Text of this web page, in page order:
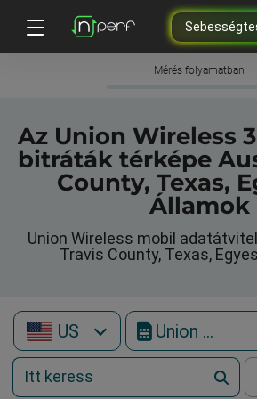
Mérés folyamatban
Az Union Wireless
bitráták térképe
County, Texas,
Államok
Union Wireless mobil
Travis County, Texas,
US Union Wireless